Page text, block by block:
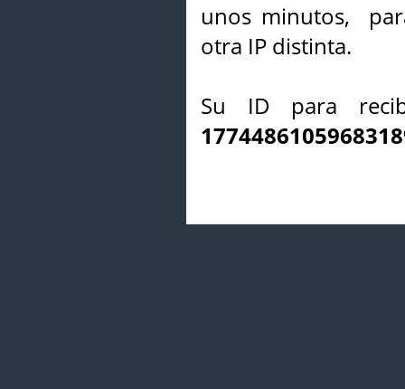
unos minutos,
otra IP distinta.
Su ID para